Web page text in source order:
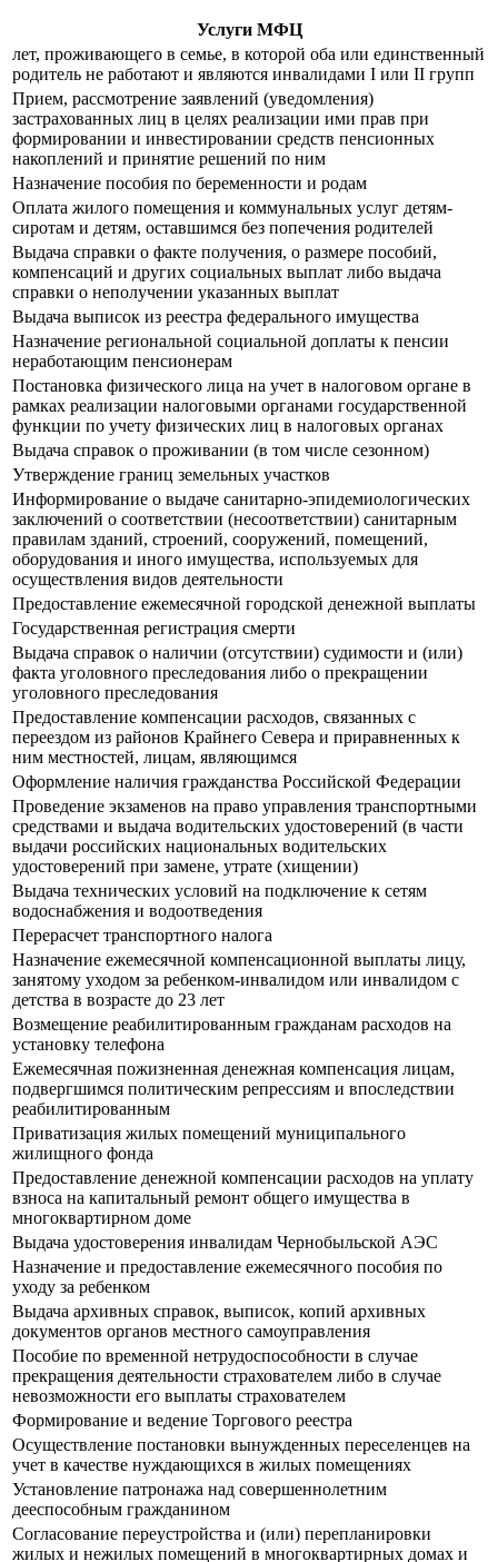
Услуги МФЦ
лет, проживающего в семье, в которой оба или единственный
родитель не работают и являются инвалидами I или II групп
Прием, рассмотрение заявлений (уведомления)
застрахованных лиц в целях реализации ими прав при
формировании и инвестировании средств пенсионных
накоплений и принятие решений по ним
Назначение пособия по беременности и родам
Оплата жилого помещения и коммунальных услуг детям-
сиротам и детям, оставшимся без попечения родителей
Выдача справки о факте получения, о размере пособий,
компенсаций и других социальных выплат либо выдача
справки о неполучении указанных выплат
Выдача выписок из реестра федерального имущества
Назначение региональной социальной доплаты к пенсии
неработающим пенсионерам
Постановка физического лица на учет в налоговом органе в
рамках реализации налоговыми органами государственной
функции по учету физических лиц в налоговых органах
Выдача справок о проживании (в том числе сезонном)
Утверждение границ земельных участков
Информирование о выдаче санитарно-эпидемиологических
заключений о соответствии (несоответствии) санитарным
правилам зданий, строений, сооружений, помещений,
оборудования и иного имущества, используемых для
осуществления видов деятельности
Предоставление ежемесячной городской денежной выплаты
Государственная регистрация смерти
Выдача справок о наличии (отсутствии) судимости и (или)
факта уголовного преследования либо о прекращении
уголовного преследования
Предоставление компенсации расходов, связанных с
переездом из районов Крайнего Севера и приравненных к
ним местностей, лицам, являющимся
Оформление наличия гражданства Российской Федерации
Прoведение экзаменов на право управления транспортными
средствами и выдача водительских удостоверений (в части
выдачи российских национальных водительских
удостоверений при замене, утрате (хищении)
Выдача технических условий на подключение к сетям
водоснабжения и водоотведения
Перерасчет транспортного налога
Назначение ежемесячной компенсационной выплаты лицу,
занятому уходом за ребенком-инвалидом или инвалидом с
детства в возрасте до 23 лет
Возмещение реабилитированным гражданам расходов на
установку телефона
Ежемесячная пожизненная денежная компенсация лицам,
подвергшимся политическим репрессиям и впоследствии
реабилитированным
Приватизация жилых помещений муниципального
жилищного фонда
Предоставление денежной компенсации расходов на уплату
взноса на капитальный ремонт общего имущества в
многоквартирном доме
Выдача удостоверения инвалидам Чернобыльской АЭС
Назначение и предоставление ежемесячного пособия по
уходу за ребенком
Выдача архивных справок, выписок, копий архивных
документов органов местного самоуправления
Пособие по временной нетрудоспособности в случае
прекращения деятельности страхователем либо в случае
невозможности его выплаты страхователем
Формирование и ведение Торгового реестра
Осуществление постановки вынужденных переселенцев на
учет в качестве нуждающихся в жилых помещениях
Установление патронажа над совершеннолетним
дееспособным гражданином
Согласование переустройства и (или) перепланировки
жилых и нежилых помещений в многоквартирных домах и